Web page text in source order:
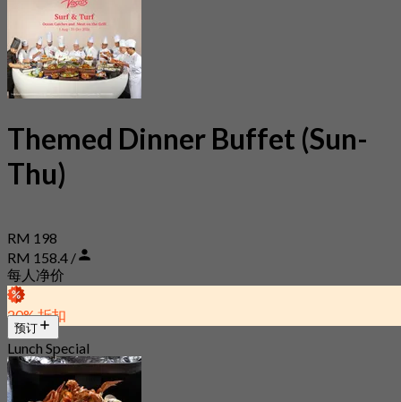
Themed Dinner Buffet (Sun-
Thu)
RM 198
RM 158.4 /
每人净价
20% 折扣
预订
Lunch Special